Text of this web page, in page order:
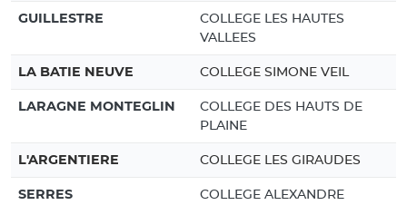
GUILLESTRE
COLLEGE LES HAUTES
VALLEES
LA BATIE NEUVE COLLEGE SIMONE VEIL
LARAGNE MONTEGLIN
COLLEGE DES HAUTS DE
PLAINE
L'ARGENTIERE COLLEGE LES GIRAUDES
SERRES COLLEGE ALEXANDRE